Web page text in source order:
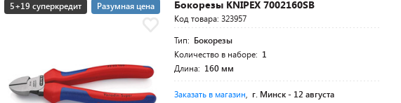
5+19 суперкредит Разумная цена Бокорезы KNIPEX 7002160SB
Код товара: 323957
Тип: Бокорезы
Количество в наборе: 1
Длина: 160 мм
Заказать в магазин, г. Минск - 12 августа